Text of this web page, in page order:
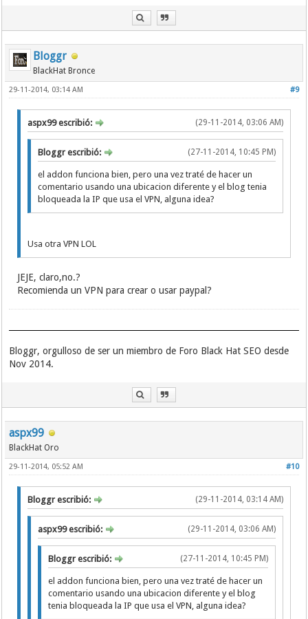
Bloggr
BlackHat Bronce
#9
29-11-2014, 03:14 AM
(29-11-2014, 03:06 AM)
aspx99 escribió:
(27-11-2014, 10:45 PM)
Bloggr escribió:
el addon funciona bien, pero una vez traté de hacer un
comentario usando una ubicacion diferente y el blog tenia
bloqueada la IP que usa el VPN, alguna idea?
Usa otra VPN LOL
JEJE, claro,no.?
Recomienda un VPN para crear o usar paypal?
Bloggr, orgulloso de ser un miembro de Foro Black Hat SEO desde
Nov 2014.
aspx99
BlackHat Oro
#10
29-11-2014, 05:52 AM
(29-11-2014, 03:14 AM)
Bloggr escribió:
(29-11-2014, 03:06 AM)
aspx99 escribió:
(27-11-2014, 10:45 PM)
Bloggr escribió:
el addon funciona bien, pero una vez traté de hacer un
comentario usando una ubicacion diferente y el blog
tenia bloqueada la IP que usa el VPN, alguna idea?